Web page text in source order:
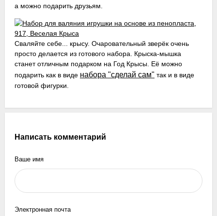
а можно подарить друзьям.
Сваляйте себе... крысу. Очаровательный зверёк очень
просто делается из готового набора. Крыска-мышка
станет отличным подарком на Год Крысы. Её можно
подарить как в виде набора "сделай сам" так и в виде
готовой фигурки.
Написать комментарий
Ваше имя
Электронная почта